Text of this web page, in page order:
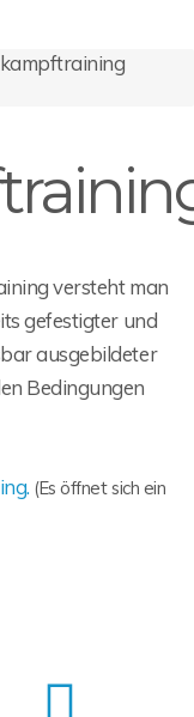
versteht man
gefestigter und
ausgebildeter
Bedingungen
(Es öffnet sich ein